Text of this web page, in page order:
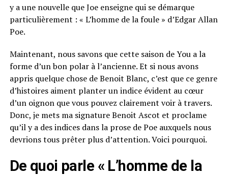
y a une nouvelle que Joe enseigne qui se démarque
particulièrement : « L’homme de la foule » d’Edgar Allan
Poe.
Maintenant, nous savons que cette saison de You a la
forme d’un bon polar à l’ancienne. Et si nous avons
appris quelque chose de Benoit Blanc, c’est que ce genre
d’histoires aiment planter un indice évident au cœur
d’un oignon que vous pouvez clairement voir à travers.
Donc, je mets ma signature Benoit Ascot et proclame
qu’il y a des indices dans la prose de Poe auxquels nous
devrions tous prêter plus d’attention. Voici pourquoi.
De quoi parle « L’homme de la